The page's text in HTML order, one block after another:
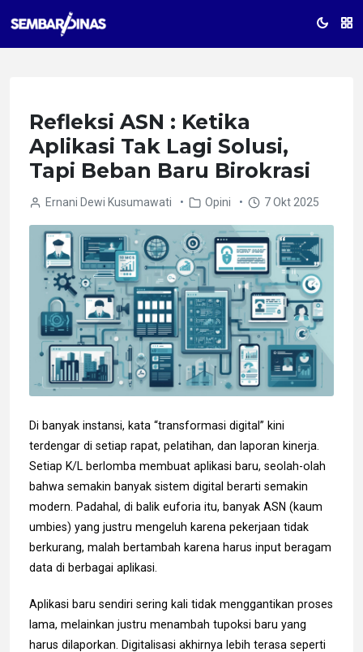
Refleksi ASN : Ketika
Aplikasi Tak Lagi Solusi,
Tapi Beban Baru Birokrasi
Ernani Dewi Kusumawati • Opini • 7 Okt 2025
Di banyak instansi, kata “transformasi digital” kini
terdengar di setiap rapat, pelatihan, dan laporan kinerja.
Setiap K/L berlomba membuat aplikasi baru, seolah-olah
bahwa semakin banyak sistem digital berarti semakin
modern. Padahal, di balik euforia itu, banyak ASN (kaum
umbies) yang justru mengeluh karena pekerjaan tidak
berkurang, malah bertambah karena harus input beragam
data di berbagai aplikasi.
Aplikasi baru sendiri sering kali tidak menggantikan proses
lama, melainkan justru menambah tupoksi baru yang
harus dilaporkan. Digitalisasi akhirnya lebih terasa seperti